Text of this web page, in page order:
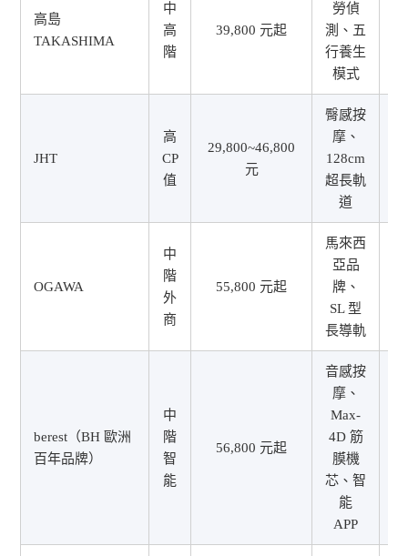
高島
TAKASHIMA
中
高
階
39,800 元起
勞偵
測、五
行養生
模式
JHT
高
CP
值
29,800~46,800
元
臀感按
摩、
128cm
超長軌
道
OGAWA
中
階
外
商
55,800 元起
馬來西
亞品
牌、
SL 型
長導軌
berest（BH 歐洲
百年品牌）
中
階
智
能
56,800 元起
音感按
摩、
Max-
4D 筋
膜機
芯、智
能
APP